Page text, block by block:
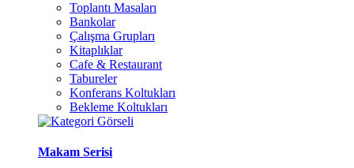
Toplantı Masaları
Bankolar
Çalışma Grupları
Kitaplıklar
Cafe & Restaurant
Tabureler
Konferans Koltukları
Bekleme Koltukları
Makam Serisi